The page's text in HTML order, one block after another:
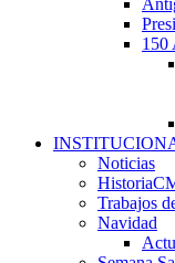
150
Noticias
Trabajos
Navidad